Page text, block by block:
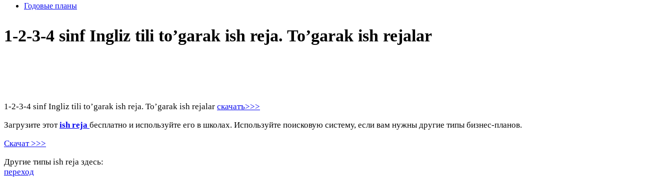
Годовые планы
1-2-3-4 sinf Ingliz tili to’garak ish reja. To’garak ish rejalar
1-2-3-4 sinf Ingliz tili to’garak ish reja. To’garak ish rejalar скачатъ>>>
Загрузите этотish reja бесплатно и используйте его в школах. Используйте поисковую систему, если вам нужны другие типы бизнес-планов.
Скачат >>>
Другие типы ish reja здесь:
переход